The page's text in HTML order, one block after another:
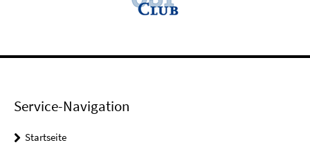
Service-Navigation
Startseite